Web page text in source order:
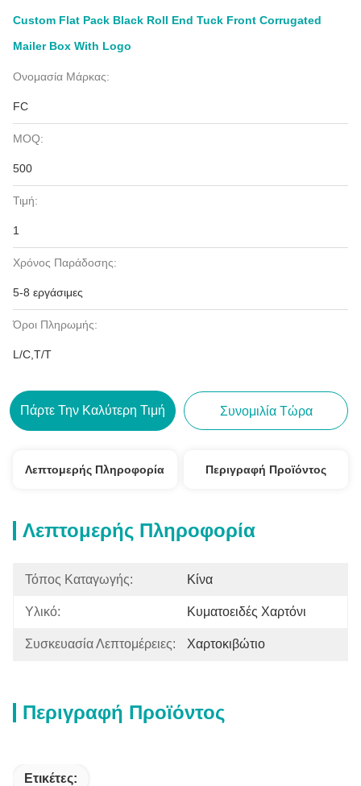
Custom Flat Pack Black Roll End Tuck Front Corrugated
Mailer Box With Logo
Ονομασία Μάρκας:
FC
MOQ:
500
Τιμή:
1
Χρόνος Παράδοσης:
5-8 εργάσιμες
Όροι Πληρωμής:
L/C,T/T
Πάρτε Την Καλύτερη Τιμή Συνομιλία Τώρα
Λεπτομερής Πληροφορία Περιγραφή Προϊόντος
Λεπτομερής Πληροφορία
Τόπος Καταγωγής: Κίνα
Υλικό: Κυματοειδές Χαρτόνι
Συσκευασία Λεπτομέρειες: Χαρτοκιβώτιο
Περιγραφή Προϊόντος
Ετικέτες: